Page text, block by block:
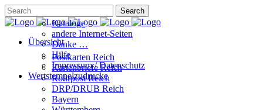
Übersicht
Kataloge
andere Internet-Seiten
Danke …
Hilfe
Impressum / Datenschutz
Wertstempelzudrucke
Postkarten Reich
Kartenbriefe Reich
Rohrpost Reich
DRP/DRUB Reich
Bayern